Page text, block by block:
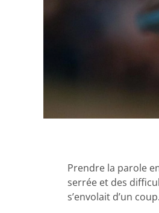
Prendre la parole
serrée et des
s’envolait d’un coup.